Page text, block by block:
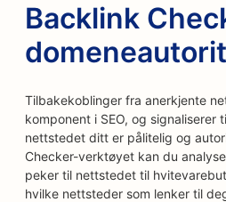
Backlink
Tilbakekoblinger fra anerkjente
komponent i SEO, og signaliserer
nettstedet ditt er pålitelig og
Checker-verktøyet kan du
peker til nettstedet til
hvilke nettsteder som lenker til